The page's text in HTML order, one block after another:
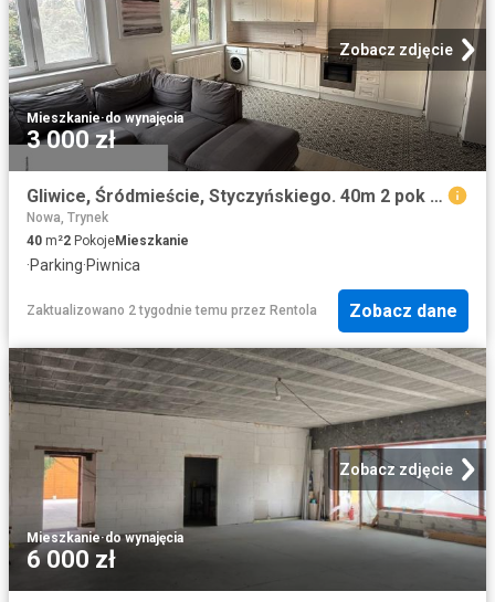
Zobacz zdjęcie
Mieszkanie·do wynajęcia
3 000 zł
Gliwice, Śródmieście, Styczyńskiego. 40m 2 pok co
Nowa, Trynek
40 m²2 PokojeMieszkanie
·Parking·Piwnica
Zaktualizowano 2 tygodnie temu przez Rentola Zobacz dane
Zobacz zdjęcie
Mieszkanie·do wynajęcia
6 000 zł